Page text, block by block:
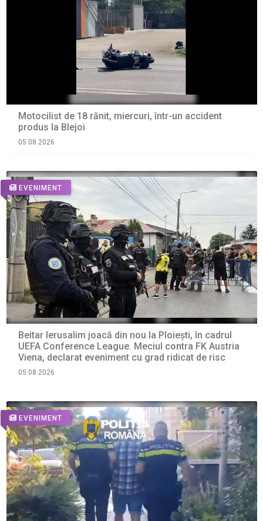
Motocilist de 18 rănit, miercuri, într-un accident
produs la Blejoi
05.08.2026
EVENIMENT
Beitar Ierusalim joacă din nou la Ploiești, în cadrul
UEFA Conference League. Meciul contra FK Austria
Viena, declarat eveniment cu grad ridicat de risc
05.08.2026
EVENIMENT